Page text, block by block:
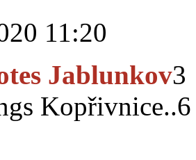
11:20
Jablunkov3
Kopřivnice..6